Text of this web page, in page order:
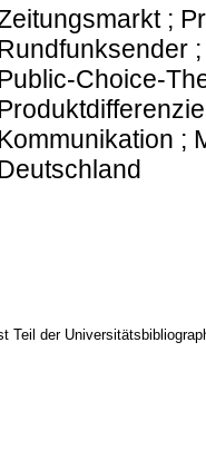
;
Choice-
;
Teil der